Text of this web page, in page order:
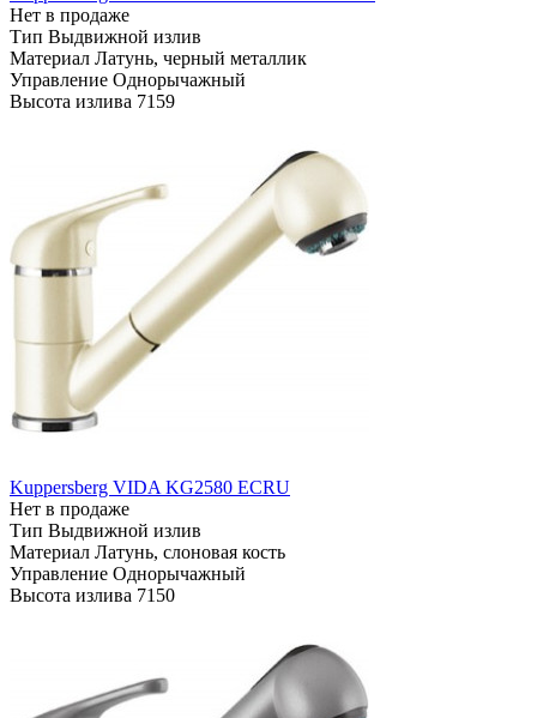
Нет в продаже
Тип Выдвижной излив
Материал Латунь, черный металлик
Управление Однорычажный
Высота излива 7159
Kuppersberg VIDA KG2580 ECRU
Нет в продаже
Тип Выдвижной излив
Материал Латунь, слоновая кость
Управление Однорычажный
Высота излива 7150